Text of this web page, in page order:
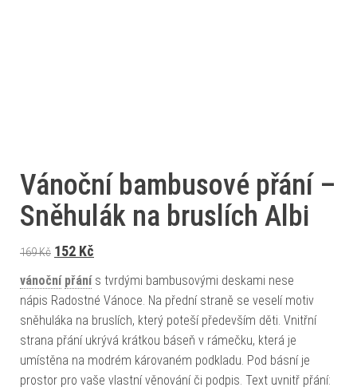
Vánoční bambusové přání –
Sněhulák na bruslích Albi
169Kč Původní cena byla: 169 Kč.
152 Kč
vánoční přánís tvrdými bambusovými deskami nese
nápis Radostné Vánoce. Na přední straně se veselí motiv
sněhuláka na bruslích, který poteší především děti. Vnitřní
strana přání ukrývá krátkou báseň v rámečku, která je
umístěna na modrém károvaném podkladu. Pod básní je
prostor pro vaše vlastní věnování či podpis. Text uvnitř přání: